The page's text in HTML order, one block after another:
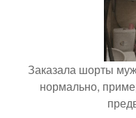
Заказала шорты
нормально,